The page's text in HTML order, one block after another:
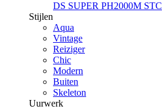
DS SUPER PH2000M STC
Stijlen
Aqua
Vintage
Reiziger
Chic
Modern
Buiten
Skeleton
Uurwerk